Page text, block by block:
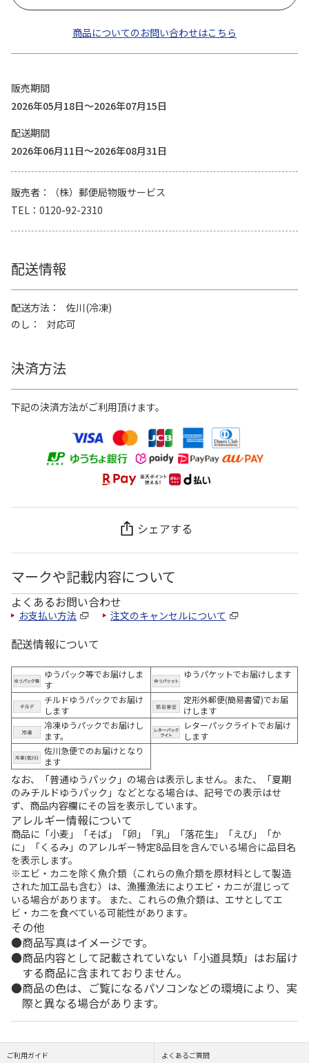
商品についてのお問い合わせはこちら
販売期間
2026年05月18日～2026年07月15日
配送期間
2026年06月11日～2026年08月31日
販売者
（株）郵便局物販サービス
TEL
0120-92-2310
配送情報
配送方法
佐川(冷凍)
のし
対応可
決済方法
下記の決済方法がご利用頂けます。
シェアする
マークや記載内容について
よくあるお問い合わせ
お支払い方法 注文のキャンセルについて
配送情報について
ゆうパック等でお届けしま
す
ゆうパケットでお届けします
チルドゆうパックでお届け
します
定形外郵便(簡易書留)でお届
けします
冷凍ゆうパックでお届けし
ます。
レターパックライトでお届け
します
佐川急便でのお届けとなり
ます
なお、「普通ゆうパック」の場合は表示しません。また、「夏期
のみチルドゆうパック」などとなる場合は、記号での表示はせ
ず、商品内容欄にその旨を表示しています。
アレルギー情報について
商品に「小麦」「そば」「卵」「乳」「落花生」「えび」「か
に」「くるみ」のアレルギー特定8品目を含んでいる場合に品目名
を表示します。
※エビ・カニを除く魚介類（これらの魚介類を原材料として製造
された加工品も含む）は、漁獲漁法によりエビ・カニが混じって
いる場合があります。 また、これらの魚介類は、エサとしてエ
ビ・カニを食べている可能性があります。
その他
商品写真はイメージです。
商品内容として記載されていない「小道具類」はお届け
する商品に含まれておりません。
商品の色は、ご覧になるパソコンなどの環境により、実
際と異なる場合があります。
ご利用ガイド よくあるご質問